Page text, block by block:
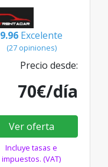
9.96 Excelente
(27 opiniones)
Precio desde:
70€/día
Ver oferta
Incluye tasas e
impuestos. (VAT)